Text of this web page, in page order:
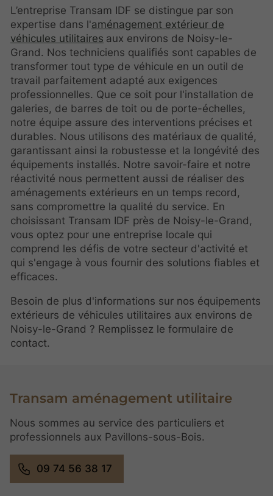
L’entreprise Transam IDF se distingue par son
expertise dans l'aménagement extérieur de
véhicules utilitaires aux environs de Noisy-le-
Grand. Nos techniciens qualifiés sont capables de
transformer tout type de véhicule en un outil de
travail parfaitement adapté aux exigences
professionnelles. Que ce soit pour l'installation de
galeries, de barres de toit ou de porte-échelles,
notre équipe assure des interventions précises et
durables. Nous utilisons des matériaux de qualité,
garantissant ainsi la robustesse et la longévité des
équipements installés. Notre savoir-faire et notre
réactivité nous permettent aussi de réaliser des
aménagements extérieurs en un temps record,
sans compromettre la qualité du service. En
choisissant Transam IDF près de Noisy-le-Grand,
vous optez pour une entreprise locale qui
comprend les défis de votre secteur d'activité et
qui s'engage à vous fournir des solutions fiables et
efficaces.
Besoin de plus d'informations sur nos équipements
extérieurs de véhicules utilitaires aux environs de
Noisy-le-Grand ? Remplissez le formulaire de
contact.
Transam aménagement utilitaire
Nous sommes au service des particuliers et
professionnels aux Pavillons-sous-Bois.
09 74 56 38 17